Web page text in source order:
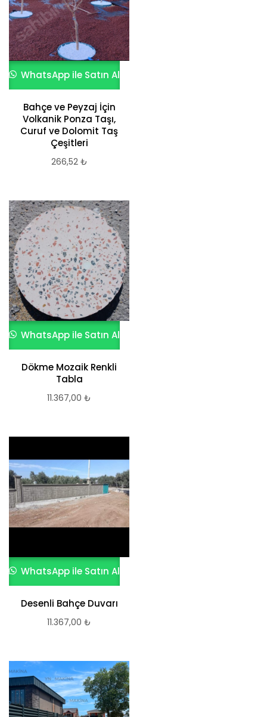
WhatsApp ile Satın Al
Bahçe ve Peyzaj İçin
Volkanik Ponza Taşı,
Curuf ve Dolomit Taş
Çeşitleri
266,52 ₺
WhatsApp ile Satın Al
Dökme Mozaik Renkli
Tabla
11.367,00 ₺
WhatsApp ile Satın Al
Desenli Bahçe Duvarı
11.367,00 ₺